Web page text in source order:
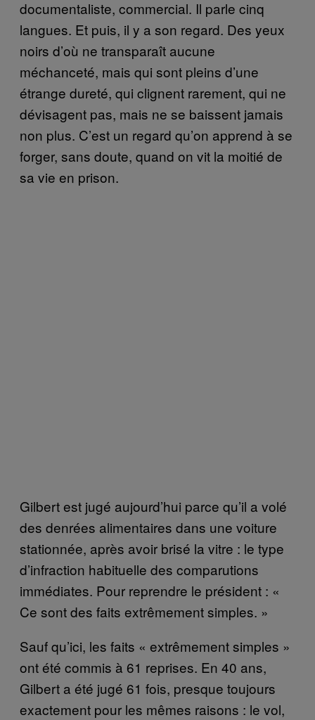
documentaliste, commercial. Il parle cinq
langues. Et puis, il y a son regard. Des yeux
noirs d’où ne transparaît aucune
méchanceté, mais qui sont pleins d’une
étrange dureté, qui clignent rarement, qui ne
dévisagent pas, mais ne se baissent jamais
non plus. C’est un regard qu’on apprend à se
forger, sans doute, quand on vit la moitié de
sa vie en prison.
Gilbert est jugé aujourd’hui parce qu’il a volé
des denrées alimentaires dans une voiture
stationnée, après avoir brisé la vitre : le type
d’infraction habituelle des comparutions
immédiates. Pour reprendre le président : «
Ce sont des faits extrêmement simples. »
Sauf qu’ici, les faits « extrêmement simples »
ont été commis à 61 reprises. En 40 ans,
Gilbert a été jugé 61 fois, presque toujours
exactement pour les mêmes raisons : le vol,